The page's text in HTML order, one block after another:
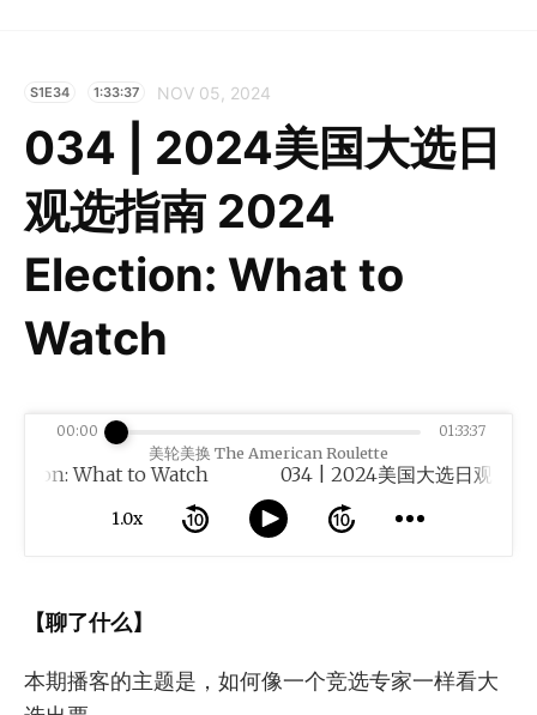
S1E34 1:33:37 NOV 05, 2024
034 | 2024美国大选日
观选指南 2024
Election: What to
Watch
美轮美换 The American Roulette
What to Watch
1.0x
00:00 01:33:37
【聊了什么】
本期播客的主题是，如何像一个竞选专家一样看大